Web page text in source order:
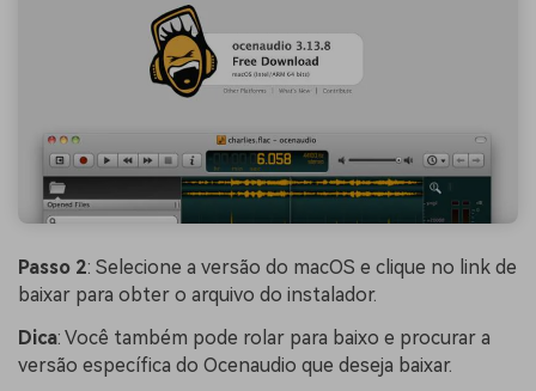
Passo 2: Selecione a versão do macOS e clique no link de
baixar para obter o arquivo do instalador.
Dica: Você também pode rolar para baixo e procurar a
versão específica do Ocenaudio que deseja baixar.